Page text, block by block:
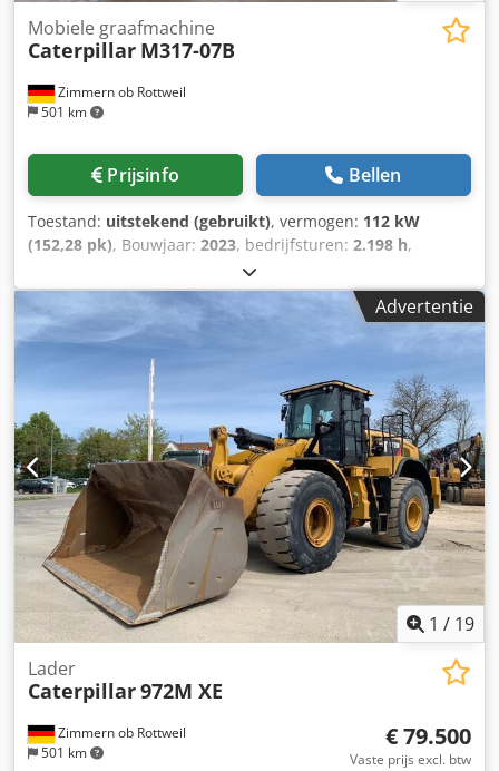
Zimmern ob Rottweil
501 km
Mobiele graafmachine
Caterpillar M317-07B
Prijsinfo Bellen
Toestand: uitstekend (gebruikt), vermogen: 112 kW
(152,28 pk), Bouwjaar: 2023, bedrijfsturen: 2.198 h,
airconditioning, cabine
07B Bouwjaar 2023 Bedrijfsuren 2.198 uur Gesloten cabine
Airconditioning Radio Achter- en zijkantcamera Verstelgiek
Stik: 2,50 m Dcjdpfx Apoyi Tp Netjk Volledige leidingwerk
(hamer-, grijper-, schaar-) Snelwisselsysteem OQ70/55 1 x
bak Centrale smering Bandenmaat: 10.00-20 ca. 40%
profiel over Steunschild Motor met 112 kW CE
Bedrijfsgewicht: 18,4 ton.
Advertentie
1 / 19
Zimmern ob Rottweil
501 km
Lader
Caterpillar972M XE
€ 79.500
Vaste prijs excl. btw